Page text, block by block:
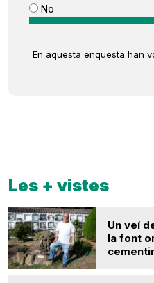
No
En aquesta enquesta han
Les + vistes
Un veí
la font